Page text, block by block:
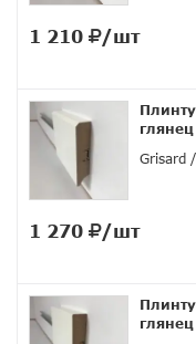
1 210 /шт
Grisard
1 270 /шт